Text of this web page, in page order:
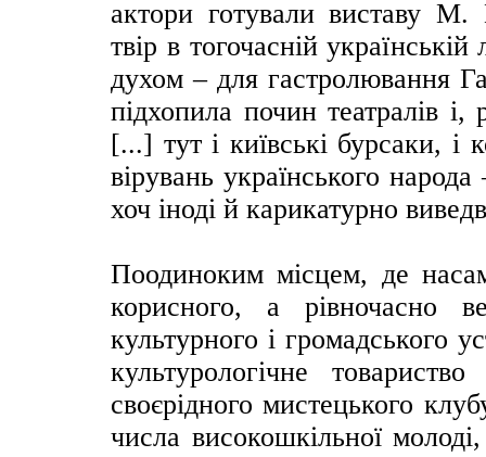
актори готували виставу
твір в тогочасній
духом – для гастролювання
підхопила почин театралів
[...] тут і київські бурсаки, і
вірувань українського
хоч іноді й карикатурно
Поодиноким місцем, де
корисного, а рівночасно
культурного і громадського
культурологічне
своєрідного мистецького
числа високошкільної